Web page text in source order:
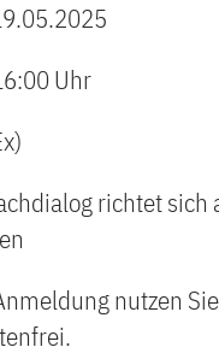
Uhr
richtet
nutzen